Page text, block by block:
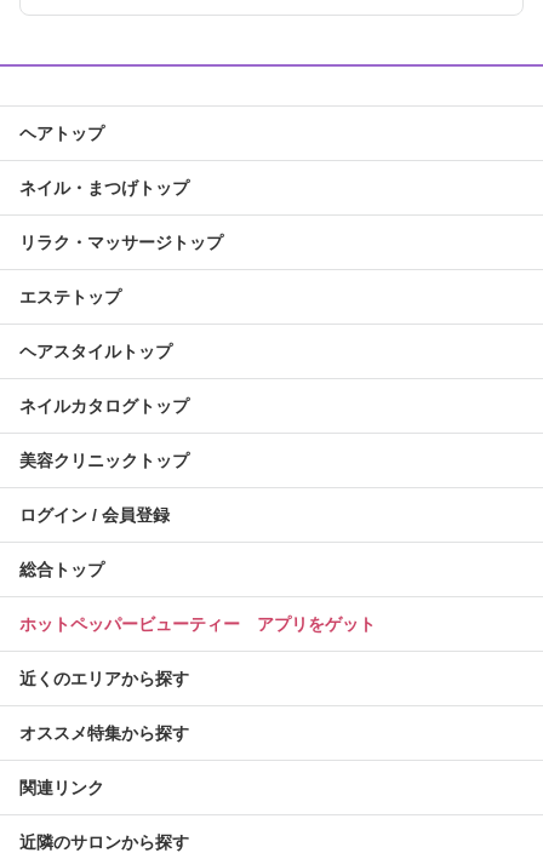
ヘアトップ
ネイル・まつげトップ
リラク・マッサージトップ
エステトップ
ヘアスタイルトップ
ネイルカタログトップ
美容クリニックトップ
ログイン / 会員登録
総合トップ
ホットペッパービューティー アプリをゲット
近くのエリアから探す
オススメ特集から探す
関連リンク
近隣のサロンから探す